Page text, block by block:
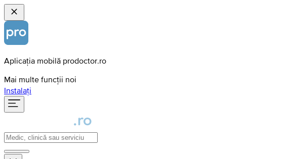
Aplicația mobilă prodoctor.ro
Mai multe funcții noi
Instalați